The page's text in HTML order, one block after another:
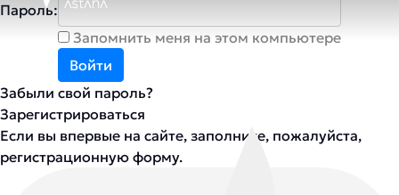
Пароль:
Запомнить меня на этом компьютере
Забыли свой пароль?
Зарегистрироваться
Если вы впервые на сайте, заполните, пожалуйста,
регистрационную форму.